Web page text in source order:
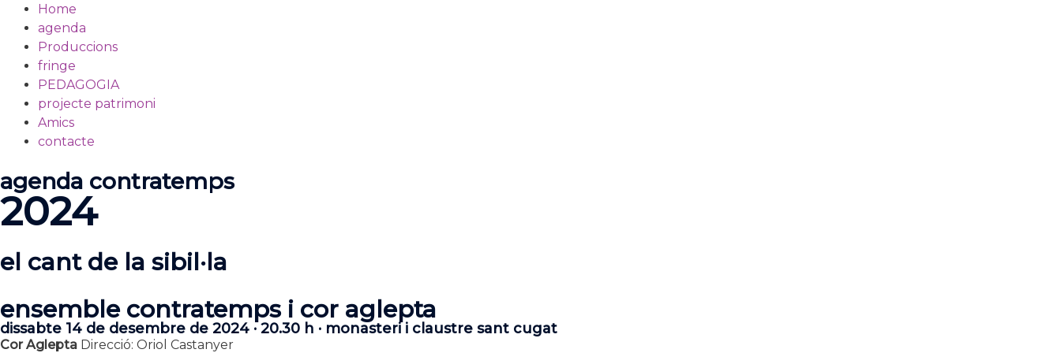
Menu
Home
agenda
Produccions
fringe
PEDAGOGIA
projecte patrimoni
Amics
contacte
agenda contratemps
2024
el cant de la sibil·la
ensemble contratemps i cor aglepta
dissabte 14 de desembre de 2024 · 20.30 h · monasteri i claustre sant cugat
Cor Aglepta Direcció: Oriol Castanyer